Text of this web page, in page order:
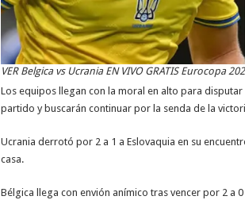
VER Belgica vs Ucrania EN VIVO GRATIS Eurocopa
Los equipos llegan con la moral en alto para
partido y buscarán continuar por la senda de la
Ucrania derrotó por 2 a 1 a Eslovaquia en su
casa.
Bélgica llega con envión anímico tras vencer por 2 a 0